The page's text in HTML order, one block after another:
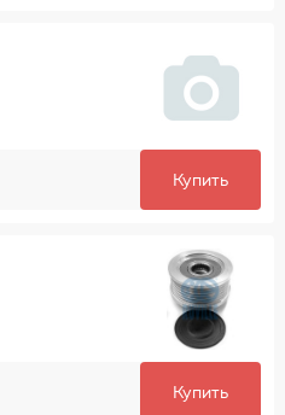
Купить
Купить